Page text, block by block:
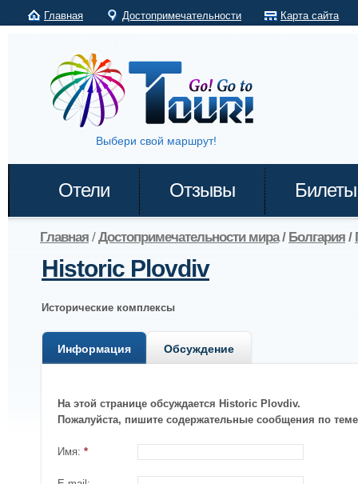
Главная Достопримечательности Карта сайта
Выбери свой маршрут!
Отели Отзывы Билеты
Главная /Достопримечательности мира/ Болгария /
Historic Plovdiv
Исторические комплексы
Информация Обсуждение
На этой странице обсуждается Historic Plovdiv.
Пожалуйста, пишите содержательные сообщения по
Имя: *